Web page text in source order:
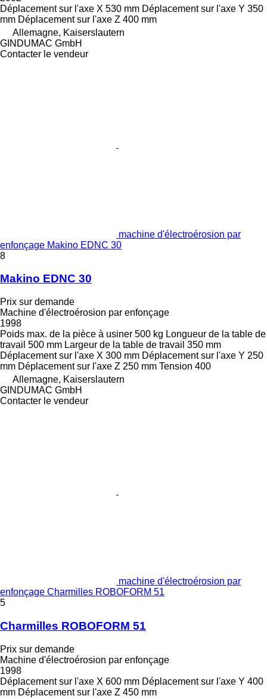
Déplacement sur l'axe X 530 mm Déplacement sur l'axe Y 350
mm Déplacement sur l'axe Z 400 mm
Allemagne, Kaiserslautern
GINDUMAC GmbH
Contacter le vendeur
machine d'électroérosion par
enfonçage Makino EDNC 30
8
Makino EDNC 30
Prix sur demande
Machine d'électroérosion par enfonçage
1998
Poids max. de la pièce à usiner 500 kg Longueur de la table de
travail 500 mm Largeur de la table de travail 350 mm
Déplacement sur l'axe X 300 mm Déplacement sur l'axe Y 250
mm Déplacement sur l'axe Z 250 mm Tension 400
Allemagne, Kaiserslautern
GINDUMAC GmbH
Contacter le vendeur
machine d'électroérosion par
enfonçage Charmilles ROBOFORM 51
5
Charmilles ROBOFORM 51
Prix sur demande
Machine d'électroérosion par enfonçage
1998
Déplacement sur l'axe X 600 mm Déplacement sur l'axe Y 400
mm Déplacement sur l'axe Z 450 mm